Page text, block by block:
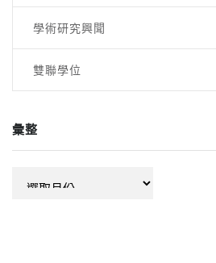
學術研究興聞
雙聯學位
彙整